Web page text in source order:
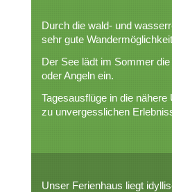
Durch die wald- und
sehr gute
Der See lädt im Sommer
oder Angeln ein.
Tagesausflüge in die
zu unvergesslichen
Unser Ferienhaus liegt